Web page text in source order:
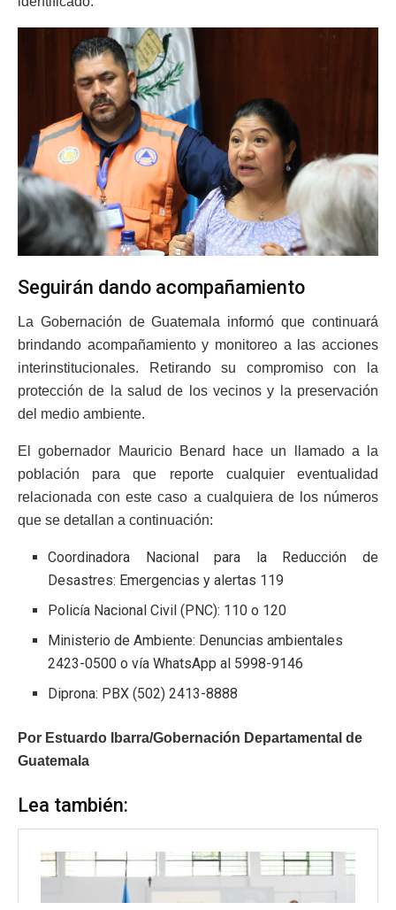
Seguirán dando acompañamiento
La Gobernación de Guatemala informó que continuará
brindando acompañamiento y monitoreo a las acciones
interinstitucionales. Retirando su compromiso con la
protección de la salud de los vecinos y la preservación
del medio ambiente.
El gobernador Mauricio Benard hace un llamado a la
población para que reporte cualquier eventualidad
relacionada con este caso a cualquiera de los números
que se detallan a continuación:
Coordinadora Nacional para la Reducción de
Desastres: Emergencias y alertas 119
Policía Nacional Civil (PNC): 110 o 120
Ministerio de Ambiente: Denuncias ambientales
2423-0500 o vía WhatsApp al 5998-9146
Diprona: PBX (502) 2413-8888
Por Estuardo Ibarra/Gobernación Departamental de
Guatemala
Lea también: